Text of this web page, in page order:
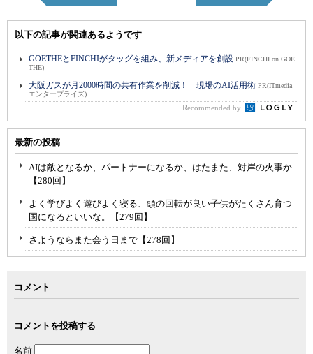
以下の記事が関連あるようです
GOETHEとFINCHIがタッグを組み、新メディアを創設 PR(FINCHI on GOE
THE)
大阪ガスが月2000時間の共有作業を削減！ 現場のAI活用術 PR(ITmedia
エンタープライズ)
Recommended by
最新の投稿
AIは敵となるか、パートナーになるか、はたまた、対岸の火事か
【280回】
よく学びよく遊びよく寝る、頭の回転が良い子供がたくさん育つ
国になるといいな。【279回】
さようならまた会う日まで【278回】
コメント
コメントを投稿する
名前